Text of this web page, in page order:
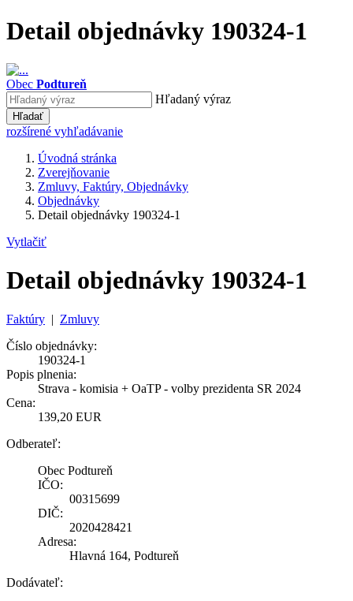
Detail objednávky 190324-1
Obec Podtureň
Hľadaný výraz
Hľadať
rozšírené vyhľadávanie
Úvodná stránka
Zverejňovanie
Zmluvy, Faktúry, Objednávky
Objednávky
Detail objednávky 190324-1
Vytlačiť
Detail objednávky 190324-1
Faktúry | Zmluvy
Číslo objednávky:
190324-1
Popis plnenia:
Strava - komisia + OaTP - volby prezidenta SR 2024
Cena:
139,20 EUR
Odberateľ:
Obec Podtureň
IČO:
00315699
DIČ:
2020428421
Adresa:
Hlavná 164, Podtureň
Dodávateľ: